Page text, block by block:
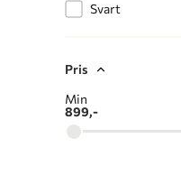
Svart
Pris
Min
899,-